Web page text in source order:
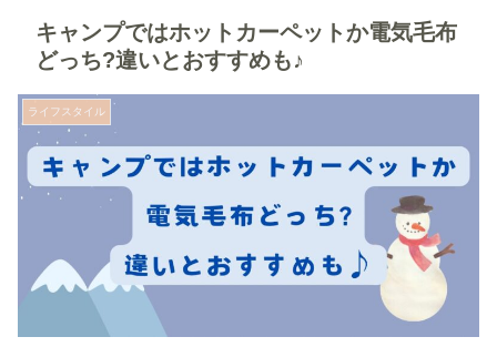
キャンプではホットカーペットか電気毛布
どっち?違いとおすすめも♪
ライフスタイル